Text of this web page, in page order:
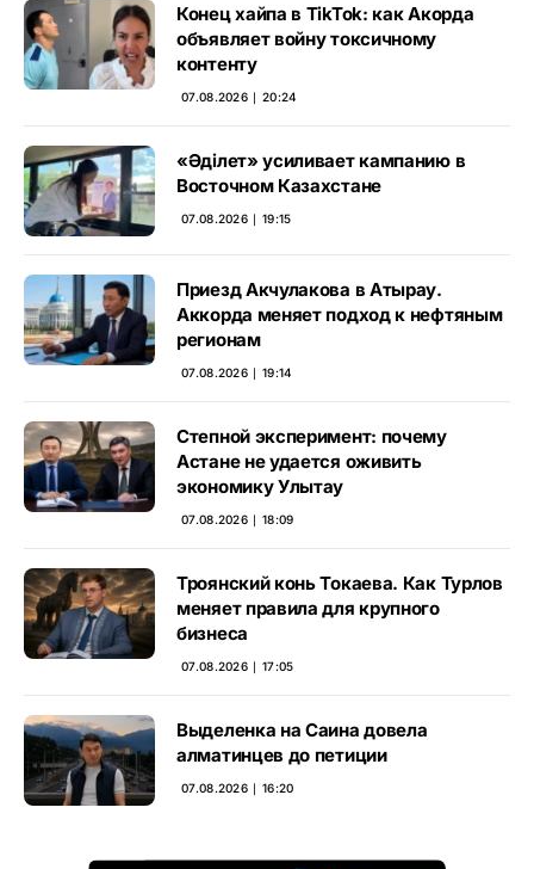
Конец хайпа в TikTok: как Акорда
объявляет войну токсичному
контенту
07.08.2026 ∣ 20:24
«Әділет» усиливает кампанию в
Восточном Казахстане
07.08.2026 ∣ 19:15
Приезд Акчулакова в Атырау.
Аккорда меняет подход к нефтяным
регионам
07.08.2026 ∣ 19:14
Степной эксперимент: почему
Астане не удается оживить
экономику Улытау
07.08.2026 ∣ 18:09
Троянский конь Токаева. Как Турлов
меняет правила для крупного
бизнеса
07.08.2026 ∣ 17:05
Выделенка на Саина довела
алматинцев до петиции
07.08.2026 ∣ 16:20